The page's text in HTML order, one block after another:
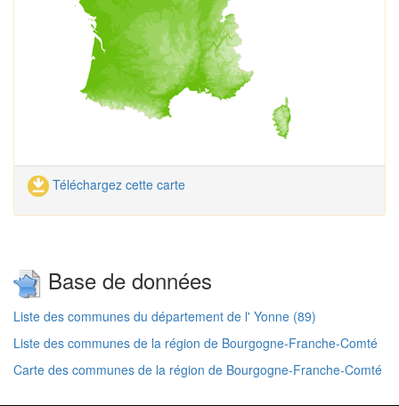
Téléchargez cette carte
Base de données
Liste des communes du département de l' Yonne (89)
Liste des communes de la région de Bourgogne-Franche-Comté
Carte des communes de la région de Bourgogne-Franche-Comté